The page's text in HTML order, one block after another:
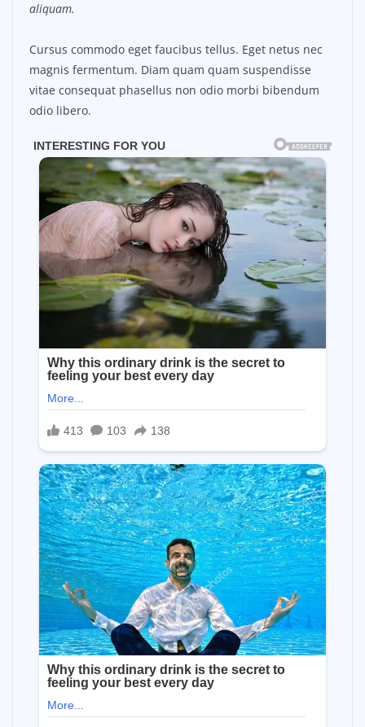
aliquam.
Cursus commodo eget faucibus tellus. Eget netus nec
magnis fermentum. Diam quam quam suspendisse
vitae consequat phasellus non odio morbi bibendum
odio libero.